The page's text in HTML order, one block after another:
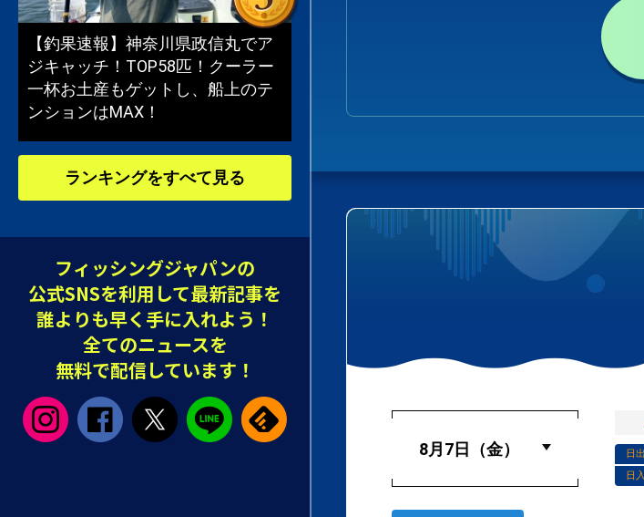
日出
日入
【釣果速報】神奈川県政信丸でア
ジキャッチ！TOP58匹！クーラー
一杯お土産もゲットし、船上のテ
ンションはMAX！
ランキングをすべて見る
フィッシングジャパンの
公式SNSを利用して最新記事を
誰よりも早く手に入れよう！
全てのニュースを
無料で配信しています！